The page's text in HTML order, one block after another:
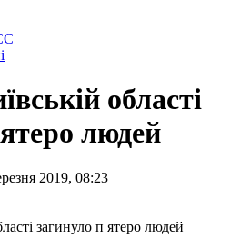
області
людей
2019, 08:23